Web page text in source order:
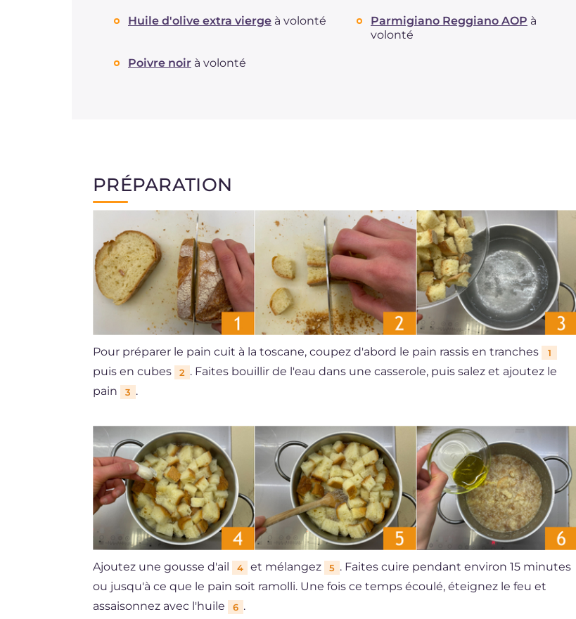
Huile d'olive extra vierge à volonté Parmigiano Reggiano AOP à
volonté
Poivre noir à volonté
PRÉPARATION
Pour préparer le pain cuit à la toscane, coupez d'abord le pain rassis en tranches 1
puis en cubes 2 . Faites bouillir de l'eau dans une casserole, puis salez et ajoutez le
pain
3 .
Ajoutez une gousse d'ail 4 et mélangez 5 . Faites cuire pendant environ 15 minutes
ou jusqu'à ce que le pain soit ramolli. Une fois ce temps écoulé, éteignez le feu et
assaisonnez avec l'huile
6 .